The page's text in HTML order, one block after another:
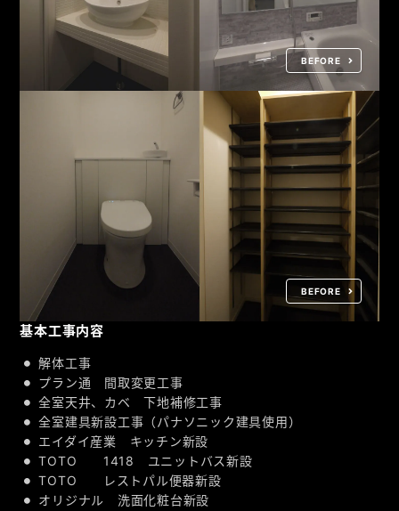
BEFORE
BEFORE
基本工事内容
解体工事
プラン通 間取変更工事
全室天井、カベ 下地補修工事
全室建具新設工事（パナソニック建具使用）
エイダイ産業 キッチン新設
TOTO 1418 ユニットバス新設
TOTO レストパル便器新設
オリジナル 洗面化粧台新設